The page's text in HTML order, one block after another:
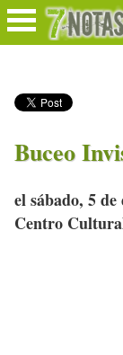
Buceo
el sábado, 5
Centro